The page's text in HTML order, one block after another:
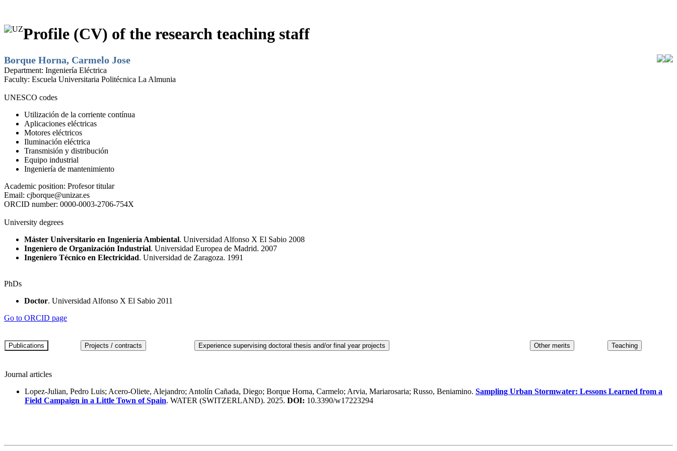
Profile (CV) of the research teaching staff
Borque Horna, Carmelo Jose
Department: Ingeniería Eléctrica
Faculty: Escuela Universitaria Politécnica La Almunia
UNESCO codes
Utilización de la corriente contínua
Aplicaciones eléctricas
Motores eléctricos
Iluminación eléctrica
Transmisión y distribución
Equipo industrial
Ingeniería de mantenimiento
Academic position: Profesor titular
Email: cjborque@unizar.es
ORCID number: 0000-0003-2706-754X
University degrees
Máster Universitario en Ingeniería Ambiental. Universidad Alfonso X El Sabio 2008
Ingeniero de Organización Industrial. Universidad Europea de Madrid. 2007
Ingeniero Técnico en Electricidad. Universidad de Zaragoza. 1991
PhDs
Doctor. Universidad Alfonso X El Sabio 2011
Go to ORCID page
Journal articles
Lopez-Julian, Pedro Luis; Acero-Oliete, Alejandro; Antolín Cañada, Diego; Borque Horna, Carmelo; Arvia, Mariarosaria; Russo, Beniamino. Sampling Urban Stormwater: Lessons Learned from a
Field Campaign in a Little Town of Spain. WATER (SWITZERLAND). 2025. DOI: 10.3390/w17223294